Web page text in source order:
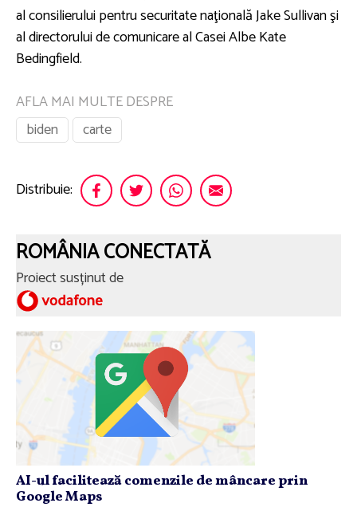
al consilierului pentru securitate naţională Jake Sullivan şi
al directorului de comunicare al Casei Albe Kate
Bedingfield.
AFLA MAI MULTE DESPRE
biden
carte
Distribuie:
ROMÂNIA CONECTATĂ
Proiect susținut de
AI-ul facilitează comenzile de mâncare prin
Google Maps